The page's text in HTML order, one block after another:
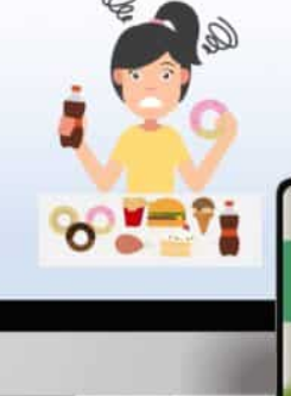
Health & Beauty Gadgets
Huis & TuinTravelLifestyle